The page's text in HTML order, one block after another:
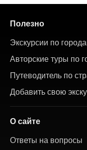
Полезно
Экскурсии по
Авторские туры по
Путеводитель по
Добавить свою
О сайте
Ответы на вопросы